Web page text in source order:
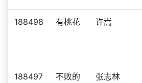
188498 有桃花 许嵩
188497
不败的
张志林